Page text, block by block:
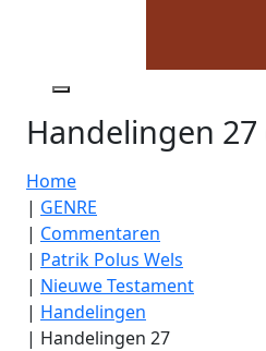
Handelingen 27
Home
| GENRE
| Commentaren
| Patrik Polus Wels
| Nieuwe Testament
| Handelingen
| Handelingen 27